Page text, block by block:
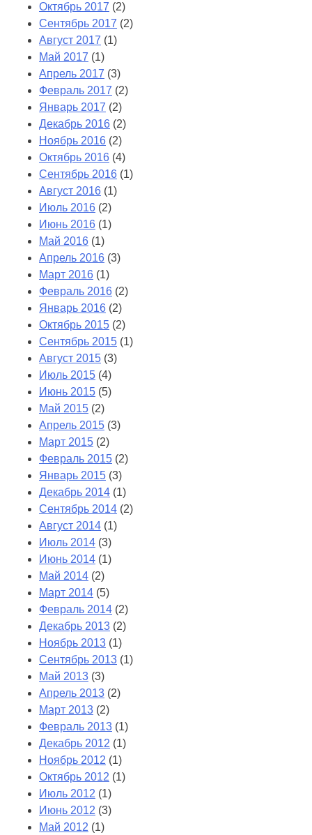
Октябрь 2017 (2)
Сентябрь 2017 (2)
Август 2017 (1)
Май 2017 (1)
Апрель 2017 (3)
Февраль 2017 (2)
Январь 2017 (2)
Декабрь 2016 (2)
Ноябрь 2016 (2)
Октябрь 2016 (4)
Сентябрь 2016 (1)
Август 2016 (1)
Июль 2016 (2)
Июнь 2016 (1)
Май 2016 (1)
Апрель 2016 (3)
Март 2016 (1)
Февраль 2016 (2)
Январь 2016 (2)
Октябрь 2015 (2)
Сентябрь 2015 (1)
Август 2015 (3)
Июль 2015 (4)
Июнь 2015 (5)
Май 2015 (2)
Апрель 2015 (3)
Март 2015 (2)
Февраль 2015 (2)
Январь 2015 (3)
Декабрь 2014 (1)
Сентябрь 2014 (2)
Август 2014 (1)
Июль 2014 (3)
Июнь 2014 (1)
Май 2014 (2)
Март 2014 (5)
Февраль 2014 (2)
Декабрь 2013 (2)
Ноябрь 2013 (1)
Сентябрь 2013 (1)
Май 2013 (3)
Апрель 2013 (2)
Март 2013 (2)
Февраль 2013 (1)
Декабрь 2012 (1)
Ноябрь 2012 (1)
Октябрь 2012 (1)
Июль 2012 (1)
Июнь 2012 (3)
Май 2012 (1)